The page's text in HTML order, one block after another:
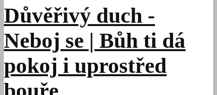
Důvěřivý duch -
Neboj se | Bůh ti dá
pokoj i uprostřed